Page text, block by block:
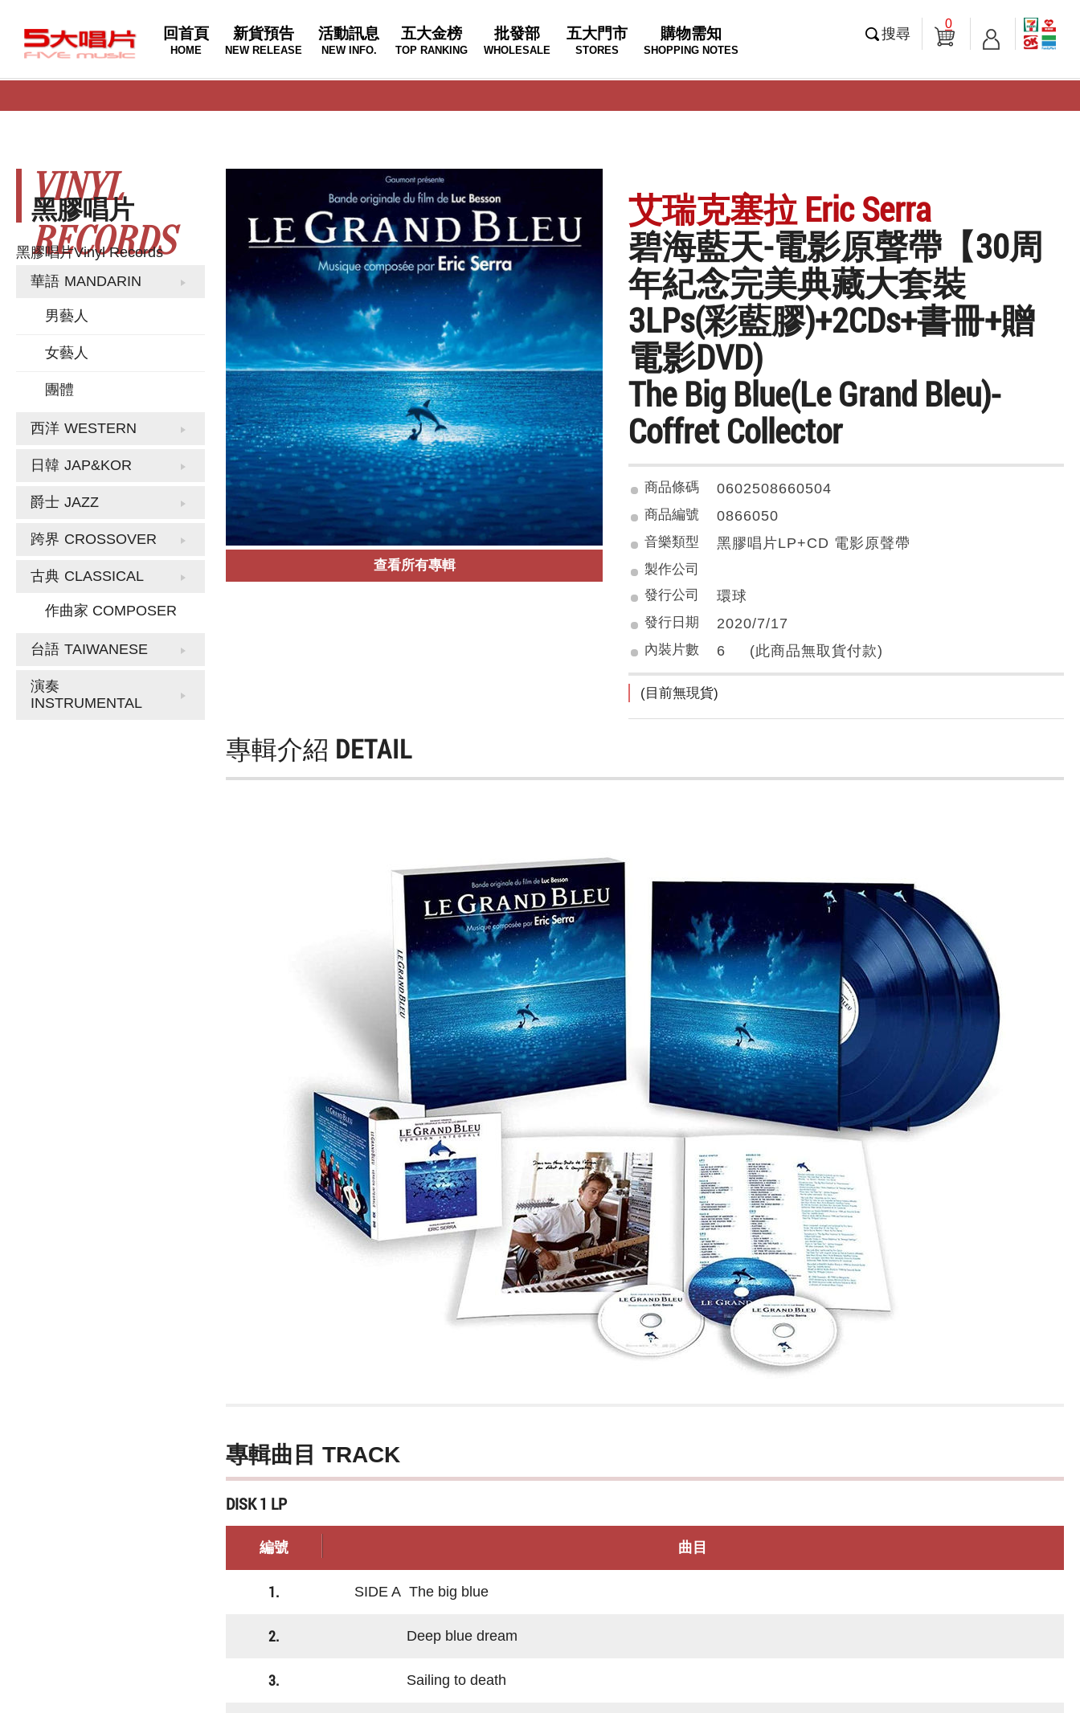
回首頁
HOME
新貨預告
NEW RELEASE
活動訊息
NEW INFO.
五大金榜
TOP RANKING
批發部
WHOLESALE
五大門市
STORES
購物需知
SHOPPING NOTES
搜尋
0
黑膠唱片
VINYL
RECORDS
黑膠唱片Vinyl Records
華語 MANDARIN
男藝人
女藝人
團體
西洋 WESTERN
日韓 JAP&KOR
爵士 JAZZ
跨界 CROSSOVER
古典 CLASSICAL
作曲家 COMPOSER
台語 TAIWANESE
演奏
INSTRUMENTAL
查看所有專輯
艾瑞克塞拉 Eric Serra
碧海藍天-電影原聲帶【30周
年紀念完美典藏大套裝
3LPs(彩藍膠)+2CDs+書冊+贈
電影DVD)
The Big Blue(Le Grand Bleu)-
Coffret Collector
商品條碼 0602508660504
商品編號 0866050
音樂類型 黑膠唱片LP+CD 電影原聲帶
製作公司
發行公司
環球
發行日期 2020/7/17
內裝片數 6 (此商品無取貨付款)
(目前無現貨)
專輯介紹 DETAIL
專輯曲目 TRACK
DISK 1 LP
編號 曲目
1. SIDE A The big blue
2. Deep blue dream
3. Sailing to death